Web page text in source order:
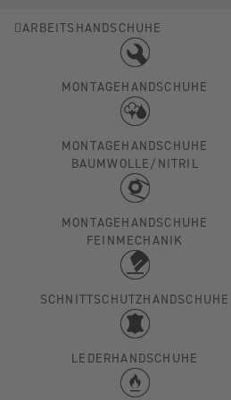
ARBEITSHANDSCHUHE
MONTAGEHANDSCHUHE
MONTAGEHANDSCHUHE
BAUMWOLLE/NITRIL
MONTAGEHANDSCHUHE
FEINMECHANIK
SCHNITTSCHUTZHANDSCHUHE
LEDERHANDSCHUHE